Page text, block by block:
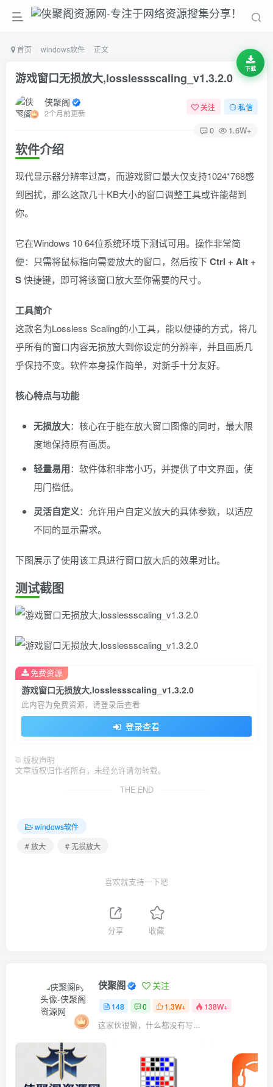
首页 windows软件 正文
游戏窗口无损放大,losslessscaling_v1.3.2.0
侠聚阁
2个月前更新
关注 私信
0 1.6W+
软件介绍
现代显示器分辨率过高，而游戏窗口最大仅支持1024*768感
到困扰，那么这款几十KB大小的窗口调整工具或许能帮到
你。
它在Windows 10 64位系统环境下测试可用。操作非常简
便：只需将鼠标指向需要放大的窗口，然后按下Ctrl + Alt +
S快捷键，即可将该窗口放大至你需要的尺寸。
工具简介
这款名为Lossless Scaling的小工具，能以便捷的方式，将几
乎所有的窗口内容无损放大到你设定的分辨率，并且画质几
乎保持不变。软件本身操作简单，对新手十分友好。
核心特点与功能
无损放大：核心在于能在放大窗口图像的同时，最大限
度地保持原有画质。
轻量易用：软件体积非常小巧，并提供了中文界面，使
用门槛低。
灵活自定义：允许用户自定义放大的具体参数，以适应
不同的显示需求。
下图展示了使用该工具进行窗口放大后的效果对比。
测试截图
游戏窗口无损放大,losslessscaling_v1.3.2.0
此内容为免费资源，请登录后查看
登录查看
免费资源
© 版权声明
文章版权归作者所有，未经允许请勿转载。
THE END
windows软件
# 放大
# 无损放大
喜欢就支持一下吧
分享 收藏
侠聚阁 关注
148 0 1.3W+ 138W+
这家伙很懒，什么都没有写...
下载